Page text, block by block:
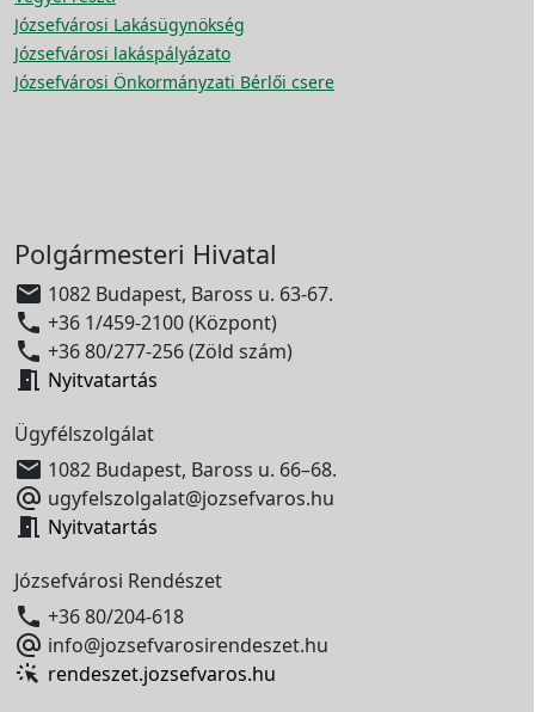
Józsefvárosi Lakásügynökség
Józsefvárosi lakáspályázato
Józsefvárosi Önkormányzati Bérlői csere
Polgármesteri Hivatal
 1082 Budapest, Baross u. 63-67.
 +36 1/459-2100 (Központ)
 +36 80/277-256 (Zöld szám)
 Nyitvatartás
Ügyfélszolgálat
 1082 Budapest, Baross u. 66–68.
 ugyfelszolgalat@jozsefvaros.hu
 Nyitvatartás
Józsefvárosi Rendészet
 +36 80/204-618
 info@jozsefvarosirendeszet.hu
rendeszet.jozsefvaros.hu